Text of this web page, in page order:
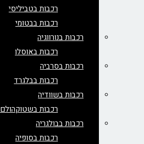
רכבות בטביליסי
רכבות בבטומי
רכבות בנורווגיה
רכבות באוסלו
רכבות בסרביה
רכבות בבלגרד
רכבות בשוודיה
רכבות בשטוקהולם
רכבות בבולגריה
רכבות בסופיה